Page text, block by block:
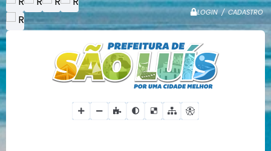
LOGIN / CADASTRO